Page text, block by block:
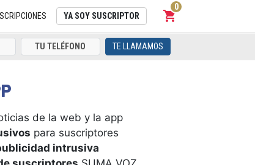
YA SOY SUSCRIPTOR shopping_cart
Carrito
0
TE LLAMAMOS
de la web y la app
para suscriptores
intrusiva